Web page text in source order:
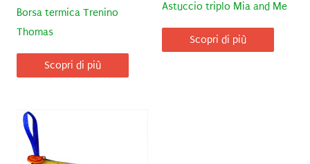
Borsa termica Trenino
Thomas
Scopri di più
Astuccio triplo Mia and Me
Scopri di più